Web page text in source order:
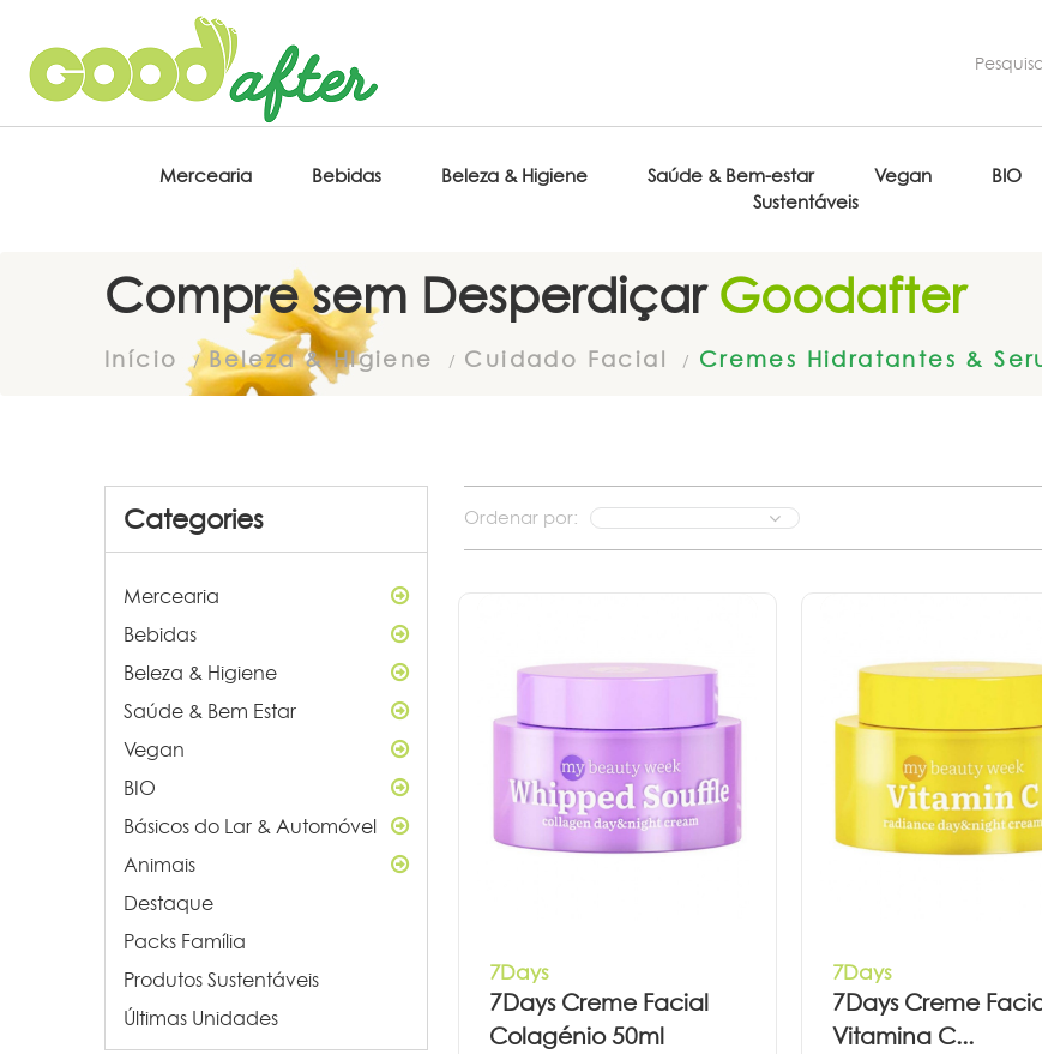
Mercearia Bebidas Beleza & Higiene Saúde & Bem-estar Vegan BIO
Sustentáveis
Compre sem DesperdiçarGoodafter
Início Beleza & Higiene Cuidado Facial Cremes Hidratantes &
Categories
Mercearia
Bebidas
Beleza & Higiene
Saúde & Bem Estar
Vegan
BIO
Básicos do Lar & Automóvel
Animais
Destaque
Packs Família
Produtos Sustentáveis
Últimas Unidades
Ordenar por:
7Days
7Days Creme Facial
Colagénio 50ml
7Days
7Days Creme
Vitamina C...